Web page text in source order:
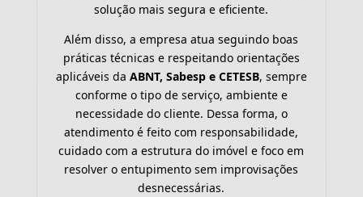
solução mais segura e eficiente.
Além disso, a empresa atua seguindo boas
práticas técnicas e respeitando orientações
aplicáveis da ABNT, Sabesp e CETESB, sempre
conforme o tipo de serviço, ambiente e
necessidade do cliente. Dessa forma, o
atendimento é feito com responsabilidade,
cuidado com a estrutura do imóvel e foco em
resolver o entupimento sem improvisações
desnecessárias.